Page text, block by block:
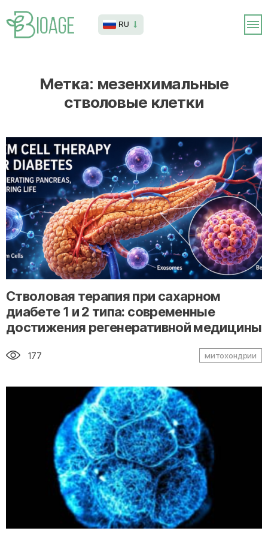
RU
Метка: мезенхимальные
стволовые клетки
" alt="loading" class="img-responsive"/>
Стволовая терапия при сахарном
диабете 1 и 2 типа: современные
достижения регенеративной медицины
177 митохондрии